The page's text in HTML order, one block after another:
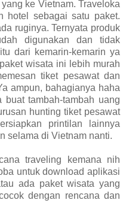
yang ke Vietnam. Traveloka
hotel sebagai satu paket.
ruginya. Ternyata produk
digunakan dan tidak
dari kemarin-kemarin ya
wisata ini lebih murah
tiket pesawat dan
ampun, bahagianya haha
tambah-tambah uang
hunting tiket pesawat
printilan lainnya
selama di Vietnam nanti.
traveling kemana nih
untuk download aplikasi
ada paket wisata yang
dengan rencana dan